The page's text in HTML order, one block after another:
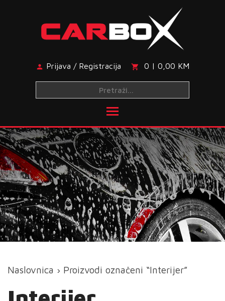
Prijava / Registracija 0 | 0,00 KM
Naslovnica › Proizvodi označeni “Interijer”